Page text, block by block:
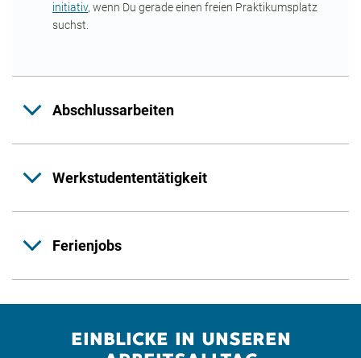
initiativ, wenn Du gerade einen freien Praktikumsplatz
suchst.
Abschlussarbeiten
Werkstudententätigkeit
Ferienjobs
EINBLICKE IN UNSEREN